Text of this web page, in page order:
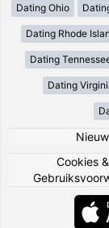
Dating Ohio
Dating Rhode
Dating
Dating
Cookies